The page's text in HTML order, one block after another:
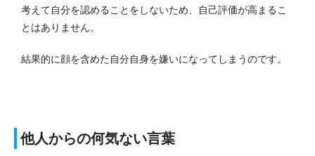
考えて自分を認めることをしないため、自己評価が高まるこ
とはありません。
結果的に顔を含めた自分自身を嫌いになってしまうのです。
他人からの何気ない言葉